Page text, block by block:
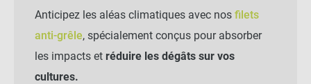
Anticipez les aléas climatiques avec nos filets
anti-grêle, spécialement conçus pour absorber
les impacts et réduire les dégâts sur vos
cultures.